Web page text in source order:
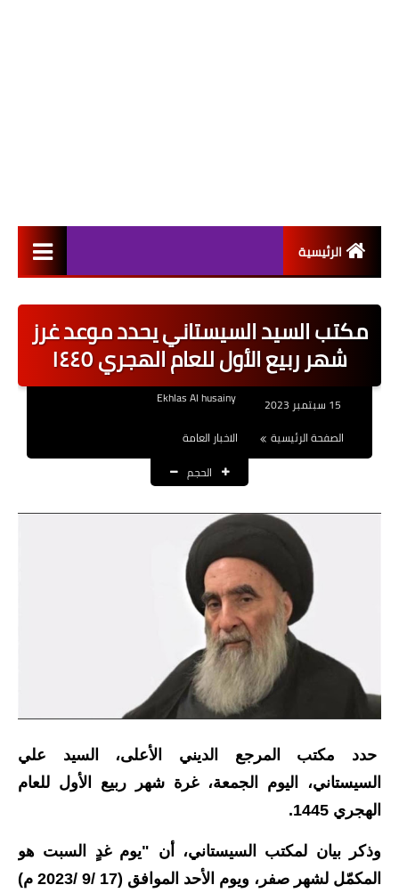
الرئيسية
اخبار القطاع العام
اخبار القطاع الخاص
العقود والاجور اليومية
قطع الاراضي
اخبار العراق
الاخبار السياسية
الاخبار الامنية
الاخبار الرياضية
مكتب السيد السيستاني يحدد موعد غرز
شهر ربيع الأول للعام الهجري ١٤٤٥
Ekhlas Al husainy
الصفحة الرئيسية
الاخبار العامة
الحجم
حدد مكتب المرجع الديني الأعلى، السيد علي
السيستاني، اليوم الجمعة، غرة شهر ربيع الأول للعام
الهجري 1445.
وذكر بيان لمكتب السيستاني، أن "يوم غدٍ السبت هو
المكمّل لشهر صفر، ويوم الأحد الموافق (17 /9 /2023 م)